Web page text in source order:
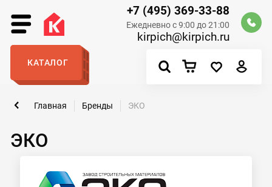
+7 (495) 369-33-88
Ежедневно с 9:00 до 21:00
kirpich@kirpich.ru
КАТАЛОГ
ЭКО
Главная Бренды ЭКО